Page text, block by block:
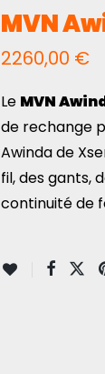
MVN
2260,00 €
Le MVN
de rechange
Awinda de
fil, des gants,
continuité de